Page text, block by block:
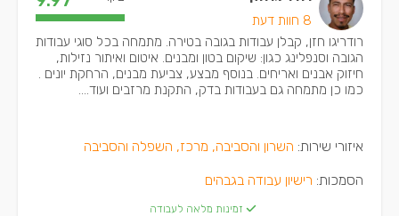
8 חוות דעת
רודריגו חזן, קבלן עבודות בגובה בטירה. מתמחה בכל סוגי עבודות
הגובה וסנפלינג כגון: שיקום בטון ומבנים. איטום ואיתור נזילות,
חיזוק אבנים ואריחים. בנוסף מבצע, צביעת מבנים, הרחקת יונים .
כמו כן מתמחה גם בעבודות בדק, התקנת מרזבים ועוד....
איזורי שירות: השרון והסביבה, מרכז, השפלה והסביבה
הסמכות: רישיון עבודה בגבהים
זמינות מלאה לעבודה